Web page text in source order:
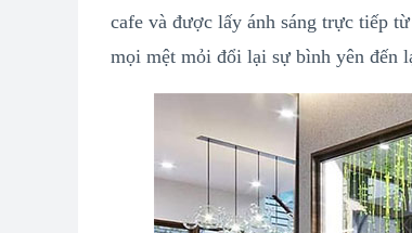
cafe và được lấy ánh sáng trực tiếp
mọi mệt mỏi đổi lại sự bình yên đến